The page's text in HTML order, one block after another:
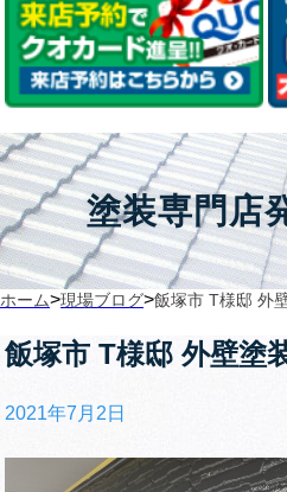
塗装専門店
ホーム>現場ブログ>飯塚市 T様邸 外
飯塚市 T様邸 外壁塗
2021年7月2日